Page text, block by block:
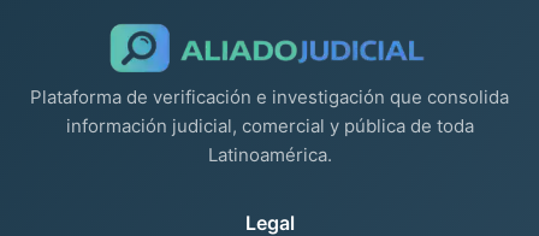
Plataforma de verificación e investigación que consolida
información judicial, comercial y pública de toda
Latinoamérica.
Legal